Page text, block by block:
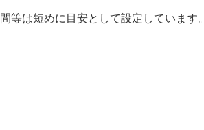
は短めに目安として設定しています。